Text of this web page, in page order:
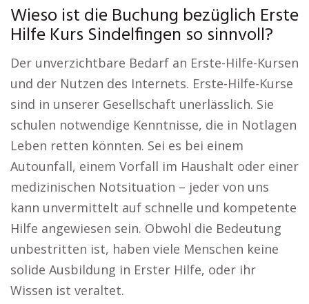
Wieso ist die Buchung bezüglich Erste
Hilfe Kurs Sindelfingen so sinnvoll?
Der unverzichtbare Bedarf an Erste-Hilfe-Kursen
und der Nutzen des Internets. Erste-Hilfe-Kurse
sind in unserer Gesellschaft unerlässlich. Sie
schulen notwendige Kenntnisse, die in Notlagen
Leben retten könnten. Sei es bei einem
Autounfall, einem Vorfall im Haushalt oder einer
medizinischen Notsituation – jeder von uns
kann unvermittelt auf schnelle und kompetente
Hilfe angewiesen sein. Obwohl die Bedeutung
unbestritten ist, haben viele Menschen keine
solide Ausbildung in Erster Hilfe, oder ihr
Wissen ist veraltet.